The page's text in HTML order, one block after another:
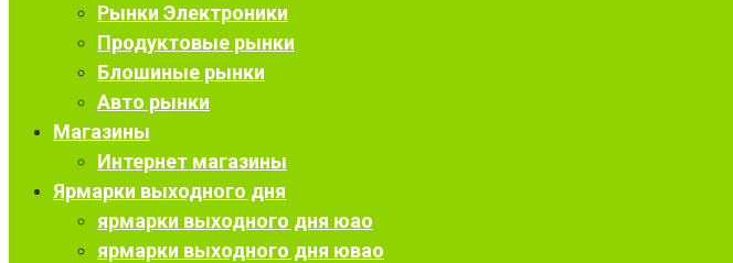
Рынки Электроники
Продуктовые рынки
Блошиные рынки
Авто рынки
Магазины
Интернет магазины
Ярмарки выходного дня
ярмарки выходного дня юао
ярмарки выходного дня ювао